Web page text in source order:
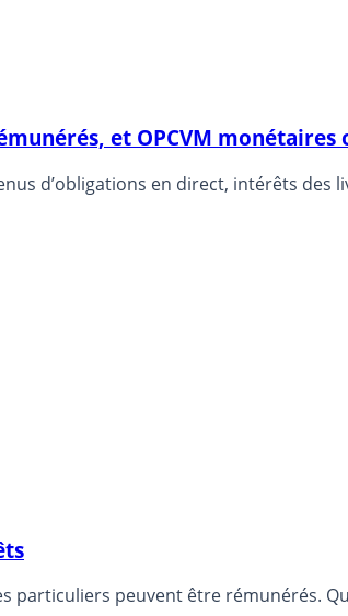
et OPCVM
d’obligations en direct, intérêts
Depuis